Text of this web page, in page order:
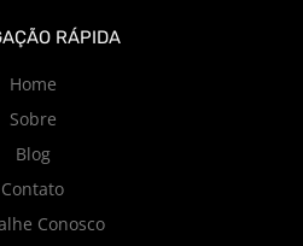
RÁPIDA
Home
Sobre
Blog
Contato
Conosco